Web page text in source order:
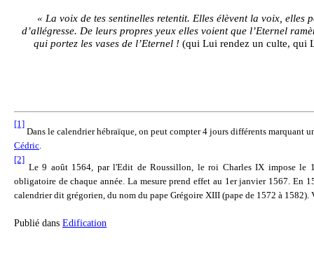
« La voix de tes sentinelles retentit. Elles élèvent la voix, elles
d’allégresse. De leurs propres yeux elles voient que l’Eternel
qui portez les vases de l’Eternel ! (qui Lui rendez un culte, qui
[1]
Dans le calendrier hébraïque, on peut compter 4 jours différents marquant
Cédric
[2]
Le 9 août 1564, par l'Edit de Roussillon, le roi Charles IX impose le
obligatoire de chaque année. La mesure prend effet au 1er janvier 1567. En
calendrier dit grégorien, du nom du pape Grégoire XIII (pape de 1572 à 1582).
Publié dans Edification